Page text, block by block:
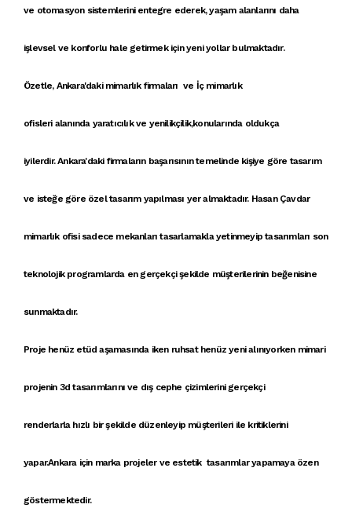
ve otomasyon sistemlerini entegre ederek, yaşam alanlarını daha
işlevsel ve konforlu hale getirmek için yeni yollar bulmaktadır.
Özetle, Ankara'daki mimarlık firmaları ve İç mimarlık
ofisleri alanında yaratıcılık ve yenilikçilik,konularında oldukça
iyilerdir. Ankara'daki firmalarınbaşarısının temelinde kişiye göre tasarım
ve isteğe göre özel tasarımyapılması yer almaktadır. Hasan Çavdar
mimarlık ofisisadece mekanları tasarlamakla yetinmeyiptasarımları son
teknolojik programlarda en gerçekçi şekilde müşterilerinin beğenisine
sunmaktadır.
Proje henüz etüd aşamasında iken ruhsathenüz yeni alınıyorkenmimari
projenin3d tasarımlarını ve dış cephe çizimlerini gerçekçi
renderlarlahızlı bir şekildedüzenleyip müşterileri ile kritiklerini
yapar.Ankaraiçin marka projeler ve estetik tasarımlaryapamaya özen
göstermektedir.